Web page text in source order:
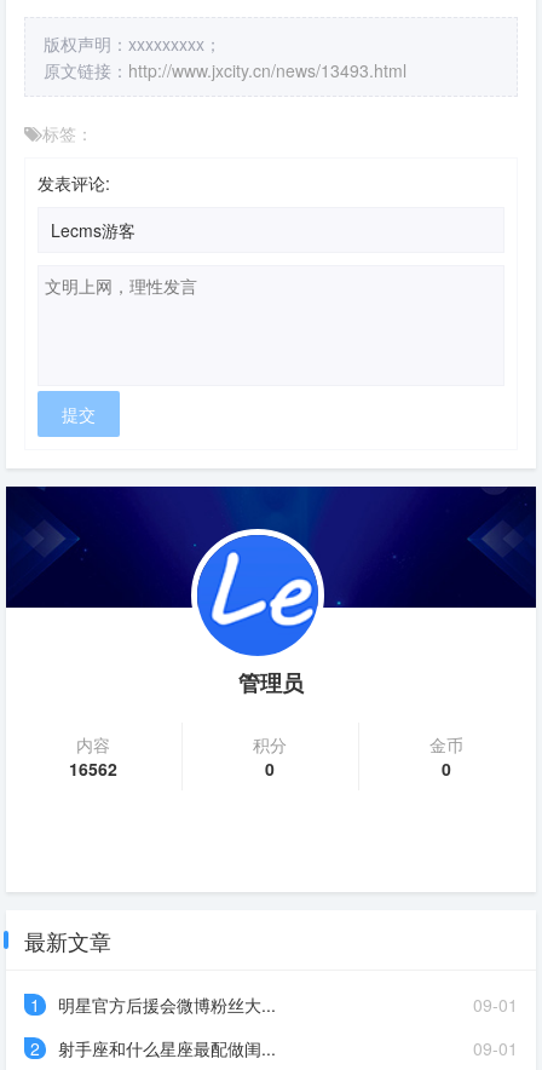
版权声明：xxxxxxxxx；
原文链接： http://www.jxcity.cn/news/13493.html
标签：
发表评论:
管理员
内容
16562
积分
0
金币
0
最新文章
09-01
1
明星官方后援会微博粉丝大...
09-01
2
射手座和什么星座最配做闺...